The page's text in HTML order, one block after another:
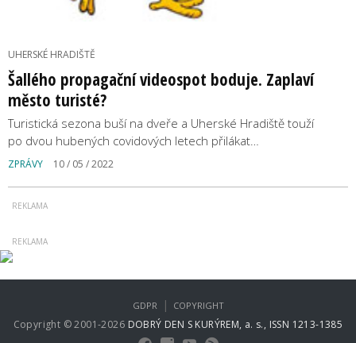
UHERSKÉ HRADIŠTĚ
Šallého propagační videospot boduje. Zaplaví
město turisté?
Turistická sezona buší na dveře a Uherské Hradiště touží
po dvou hubených covidových letech přilákat…
ZPRÁVY 10 / 05 / 2022
Copyright © 2001-2026 DOBRÝ DEN S KURÝREM, a. s., ISSN 1213-1385
GDPR | COPYRIGHT